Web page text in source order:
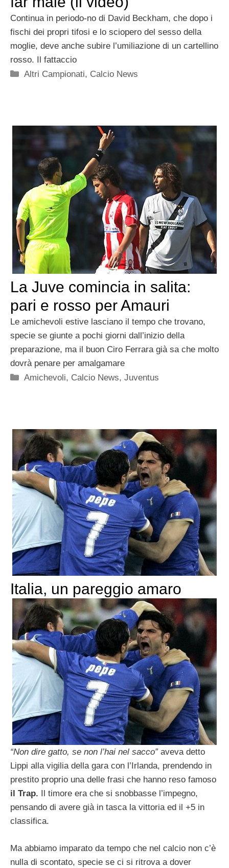
Continua in periodo-no di David Beckham, che dopo i
fischi dei propri tifosi e lo sciopero del sesso della
moglie, deve anche subire l’umiliazione di un cartellino
rosso. Il fattaccio
Categorie
Altri Campionati, Calcio News
La Juve comincia in salita:
pari e rosso per Amauri
Le amichevoli estive lasciano il tempo che trovano,
specie se giunte a pochi giorni dall’inizio della
preparazione, ma il buon Ciro Ferrara già sa che molto
dovrà penare per amalgamare
Categorie
Amichevoli, Calcio News,Juventus
Italia, un pareggio amaro
“Non dire gatto, se non l’hai nel sacco” aveva detto
Lippi alla vigilia della gara con l’Irlanda, prendendo in
prestito proprio una delle frasi che hanno reso famoso
il Trap. Il timore era che si snobbasse l’impegno,
pensando di avere già in tasca la vittoria ed il +5 in
classifica.
Ma abbiamo imparato da tempo che nel calcio non c’è
nulla di scontato, specie se ci si ritrova a dover